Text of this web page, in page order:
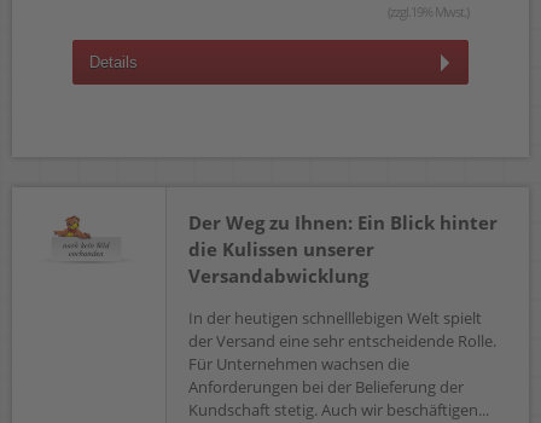
(zzgl.19% Mwst.)
Details
Der Weg zu Ihnen: Ein Blick hinter
die Kulissen unserer
Versandabwicklung
In der heutigen schnelllebigen Welt spielt
der Versand eine sehr entscheidende Rolle.
Für Unternehmen wachsen die
Anforderungen bei der Belieferung der
Kundschaft stetig. Auch wir beschäftigen...